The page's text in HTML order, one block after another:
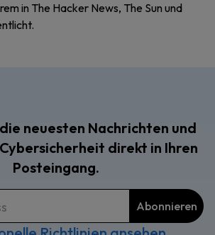
in The Hacker News, The Sun und
neuesten Nachrichten und
direkt in Ihren
Posteingang.